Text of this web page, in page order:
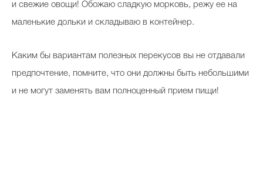
и свежие овощи! Обожаю сладкую морковь, режу ее на
маленькие дольки и складываю в контейнер.
Каким бы вариантам полезных перекусов вы не отдавали
предпочтение, помните, что они должны быть небольшими
и не могут заменять вам полноценный прием пищи!